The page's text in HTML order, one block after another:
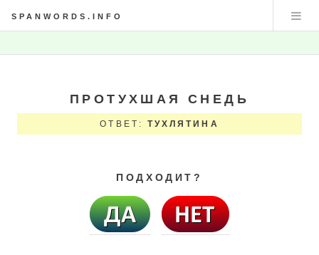
SPANWORDS.INFO
ПРОТУХШАЯ СНЕДЬ
ОТВЕТ: ТУХЛЯТИНА
ПОДХОДИТ?